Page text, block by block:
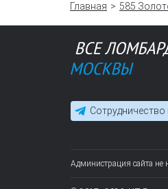
Главная 585
Сотрудничество
Администрация сайта не